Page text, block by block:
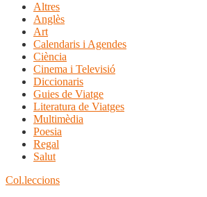
Altres
Anglès
Art
Calendaris i Agendes
Ciència
Cinema i Televisió
Diccionaris
Guies de Viatge
Literatura de Viatges
Multimèdia
Poesia
Regal
Salut
Col.leccions